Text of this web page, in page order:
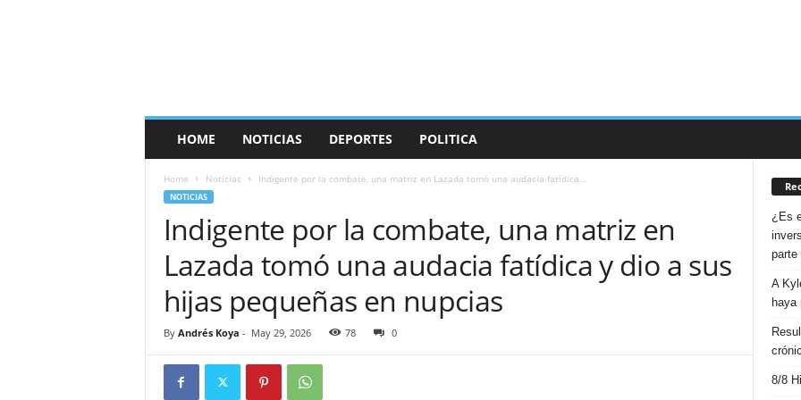
HOME NOTICIAS DEPORTES POLITICA
Home Noticias Indigente por la combate, una matriz en Lazada tomó una audacia fatídica...
NOTICIAS
Indigente por la combate, una matriz en
Lazada tomó una audacia fatídica y dio a sus
hijas pequeñas en nupcias
By Andrés Koya - May 29, 2026 78 0
¿Es
parte
A
haya
8/8